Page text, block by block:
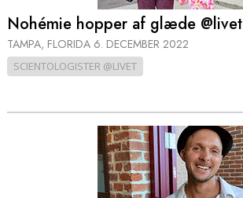
Nohémie hopper af glæde @livet
TAMPA, FLORIDA 6. DECEMBER 2022
SCIENTOLOGISTER @LIVET